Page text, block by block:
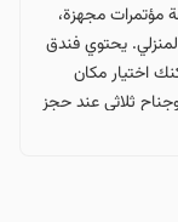
مؤتمرات مجهزة،
يحتوي فندق
اختيار مكان
ثلاثي عند حجز
ويتم
من غرف فندق بلور